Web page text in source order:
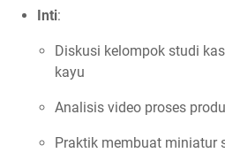
Inti:
Diskusi kelompok studi
kayu
Analisis video proses
Praktik membuat miniatur